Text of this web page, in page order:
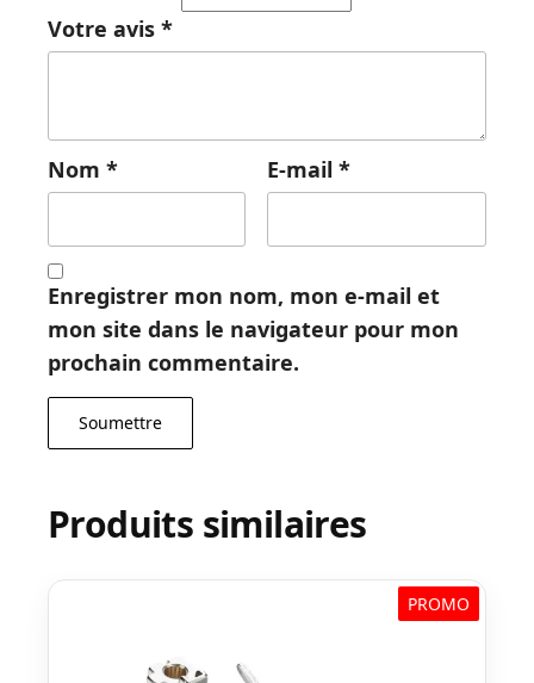
Votre avis *
Nom * E-mail *
Enregistrer mon nom, mon e-mail et
mon site dans le navigateur pour mon
prochain commentaire.
Produits similaires
PROMO